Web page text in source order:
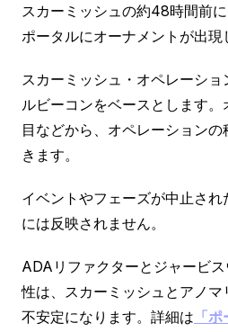
スカーミッシュの約48時間前
ポータルにオーナメントが出現
スカーミッシュ・オペレーショ
ルビーコンをベースとします
目などから、オペレーション
きます。
イベントやフェーズが中止さ
には反映されません。
ADAリファクターとジャービ
性は、スカーミッシュとアノマ
不安定になります。詳細は 「